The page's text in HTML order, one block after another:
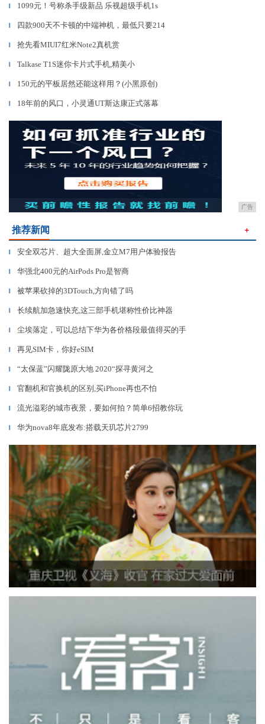
▎ 1099元！号称杀手级新品 乐视超级手机1s
▎ 四款900天不卡顿的中端神机，最低只要214
▎ 抢先看MIUI7红米Note2真机赏
▎ Talkase T1S迷你卡片式手机,精美小
▎ 150元的平板居然还能这样用？(小黑原创)
▎ 18年前的风口，小灵通UT斯达康正式落幕
广告
推荐新闻 ＋
▎ 安全双芯片、超大全面屏,金立M7用户体验报告
▎ 华强北400元的AirPods Pro是智商
▎ 被苹果砍掉的3DTouch,方向错了吗
▎ 长续航加急速快充,这三部手机堪称性价比神器
▎ 尘埃落定，可以总结下华为各价格段最值得买的手
▎ 再见SIM卡，你好eSIM
▎ “太保蓝”闪耀陇原大地 2020“探寻黄河之
▎ 官翻机和官换机的区别,买iPhone再也不怕
▎ 流光溢彩的城市夜景，要如何拍？简单6招教你玩
▎ 华为nova8年底发布:搭载天玑芯片2799